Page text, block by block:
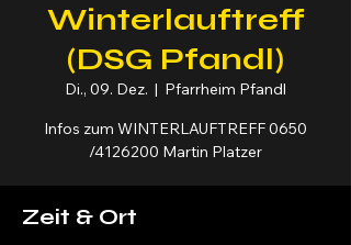
Winterlauftreff
(DSG Pfandl)
Di., 09. Dez.
  |
Pfarrheim Pfandl
Infos zum WINTERLAUFTREFF 0650
/4126200 Martin Platzer
Zeit & Ort